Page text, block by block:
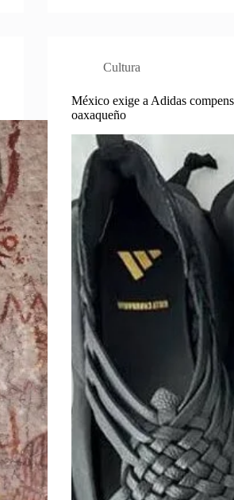
Cultura
México exige a Adidas
oaxaqueño